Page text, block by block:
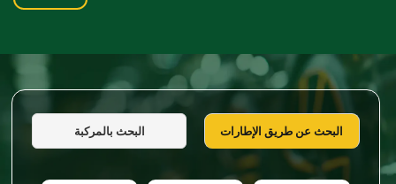
البحث عن طريق الإطارات البحث بالمركبة